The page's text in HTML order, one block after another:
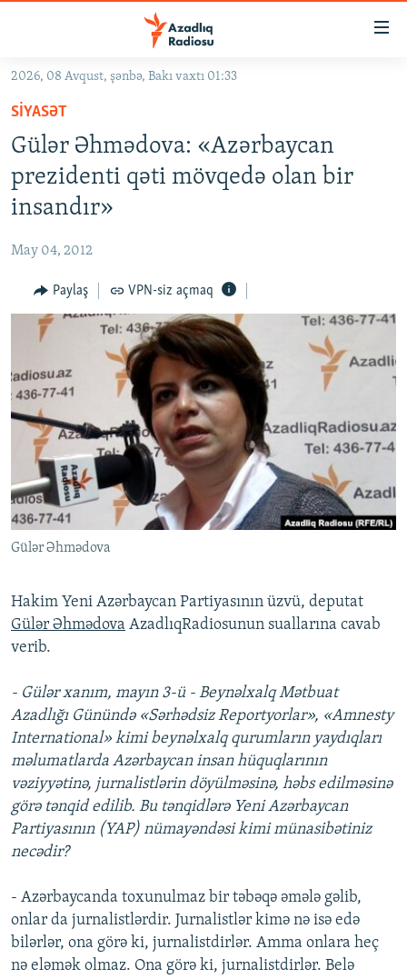
Əsas
qayıt
Əsas
naviqasiyaya
qayıt
Axtarışa
GÜNDƏM
#İZAHLA
KORRUPSIOMETR
#ƏSLINDƏ
QANUNI DOĞRU
ARAŞDIRMA
MULTIMEDIA
FOTOQALEREYA
İNFOQRAFIKA
KARIKATURA
OXU ZALI
AZƏRBAYCAN ƏDƏBIYYATI KITABXANASI
İSLAM VƏ DEMOKRATIYA
İZ - MƏDƏNIYYƏT PROQRAMI
HAQQIMIZDA
MISSIYAMIZ
PEŞƏ ETIKASI VƏ JURNALISTIKA STANDARTLARIMIZ
MATERIALLARIMIZDAN ISTIFADƏ
AZADLIQRADIOSU MOBIL TELEFONUNUZDA
BIZIMLƏ ƏLAQƏ
BIZI IZLƏ
RFE/RL-in bütün saytları
2026, 08 Avqust, şənbə, Bakı vaxtı 01:33
SIYASƏT
Gülər Əhmədova: «Azərbaycan
prezidenti qəti mövqedə olan bir
insandır»
May 04, 2012
Paylaş VPN-siz açmaq
Gülər Əhmədova
Hakim Yeni Azərbaycan Partiyasının üzvü, deputat
Gülər Əhmədova AzadlıqRadiosunun suallarına cavab
verib.
- Gülər xanım, mayın 3-ü - Beynəlxalq Mətbuat
Azadlığı Günündə «Sərhədsiz Reportyorlar», «Amnesty
International» kimi beynəlxalq qurumların yaydıqları
məlumatlarda Azərbaycan insan hüquqlarının
vəziyyətinə, jurnalistlərin döyülməsinə, həbs edilməsinə
görə tənqid edilib. Bu tənqidlərə Yeni Azərbaycan
Partiyasının (YAP) nümayəndəsi kimi münasibətiniz
necədir?
- Azərbaycanda toxunulmaz bir təbəqə əmələ gəlib,
onlar da jurnalistlərdir. Jurnalistlər kimə nə isə edə
bilərlər, ona görə ki, jurnalistdirlər. Amma onlara heç
nə eləmək olmaz. Ona görə ki, jurnalistdirlər. Belə